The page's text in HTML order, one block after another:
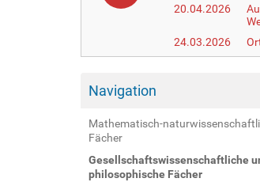
20.04.2026
24.03.2026
Navigation
Mathematisch-
Fächer
Gesellschaftswissenschaftliche
philosophische Fächer